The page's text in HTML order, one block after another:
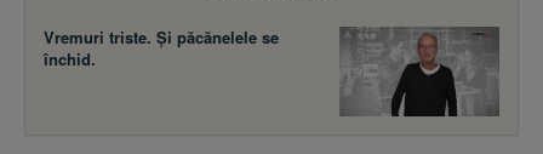
Vremuri triste. Şi păcănelele se
închid.